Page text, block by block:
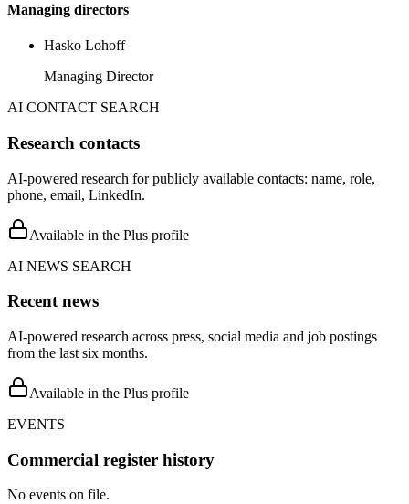
Managing directors
Hasko Lohoff
Managing Director
AI CONTACT SEARCH
Research contacts
AI-powered research for publicly available contacts: name, role,
phone, email, LinkedIn.
Available in the Plus profile
AI NEWS SEARCH
Recent news
AI-powered research across press, social media and job postings
from the last six months.
Available in the Plus profile
EVENTS
Commercial register history
No events on file.